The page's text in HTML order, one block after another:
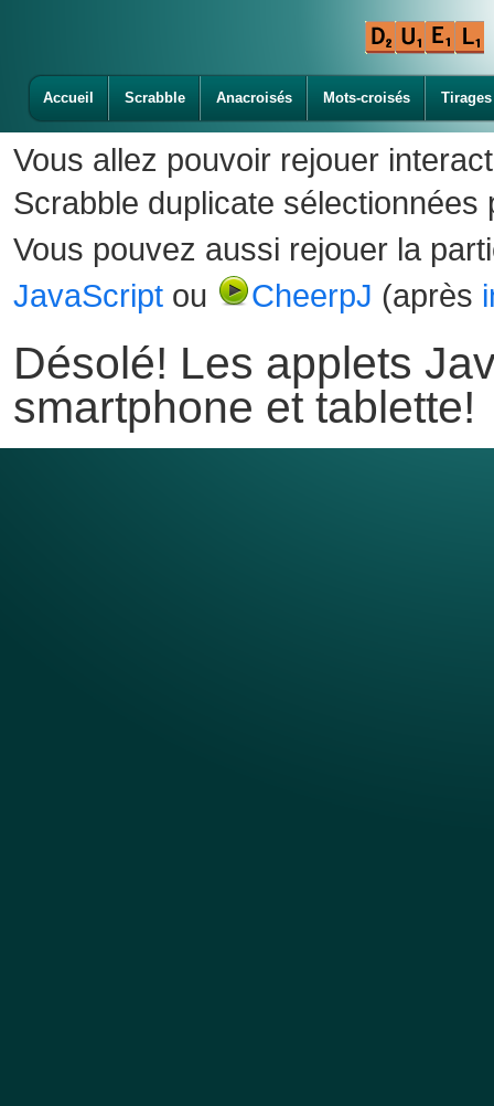
Accueil Scrabble Anacroisés Mots-croisés Tirages
Vous allez pouvoir rejouer
Scrabble duplicate sélectionnées
Vous pouvez aussi rejouer la
JavaScript ou CheerpJ (après
Désolé! Les applets
smartphone et tablette!